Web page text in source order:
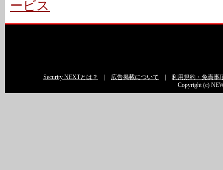
ービス
Security NEXTとは？ 広告掲載について
利用規約・免責事
Copyright (c)